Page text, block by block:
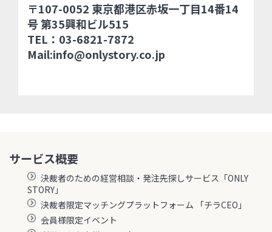
〒107-0052 東京都港区赤坂一丁目14番14
号 第35興和ビル515
TEL：03-6821-7872
Mail:info@onlystory.co.jp
サービス概要
決裁者のための経営相談・発注先探しサービス「ONLY
STORY」
決裁者限定マッチングプラットフォーム 「チラCEO」
会員様限定イベント